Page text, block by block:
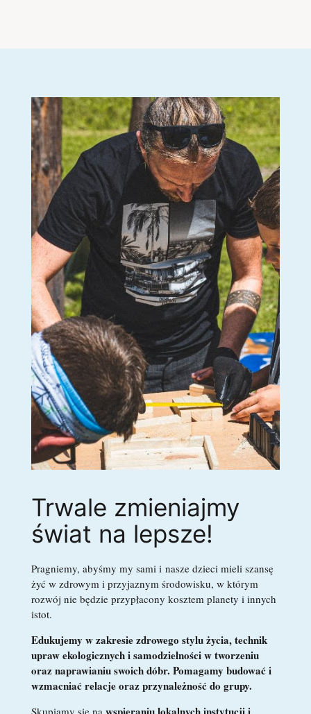
Trwale zmieniajmy
świat na lepsze!
Pragniemy, abyśmy my sami inasze dzieci mieli szansę
żyć w zdrowym i przyjaznym środowisku, w którym
rozwój nie będzie przypłacony kosztem planety i innych
istot.
Edukujemy w zakresie zdrowego stylu życia, technik
upraw ekologicznych i samodzielności w tworzeniu
oraz naprawianiu swoich dóbr. Pomagamy budować i
wzmacniać relacje oraz przynależność do grupy.